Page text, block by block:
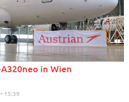
in Wien
15:39